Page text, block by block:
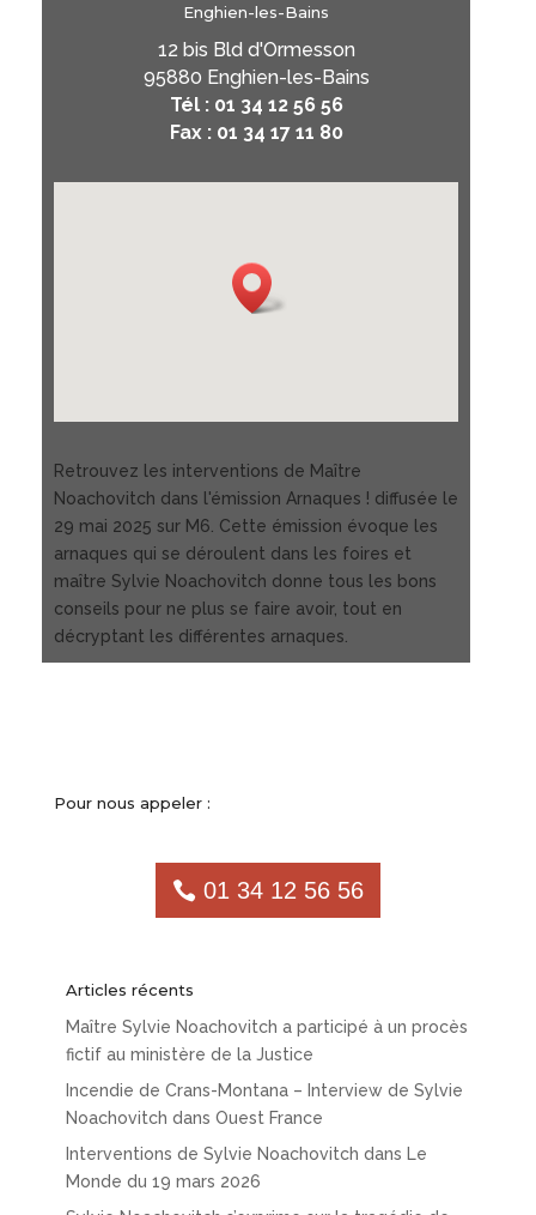
Enghien-les-Bains
12 bis Bld d'Ormesson
95880 Enghien-les-Bains
Tél : 01 34 12 56 56
Fax : 01 34 17 11 80
Retrouvez les interventions de Maître
Noachovitch dans l'émission Arnaques ! diffusée le
29 mai 2025 sur M6. Cette émission évoque les
arnaques qui se déroulent dans les foires et
maître Sylvie Noachovitch donne tous les bons
conseils pour ne plus se faire avoir, tout en
décryptant les différentes arnaques.
Pour nous appeler :
01 34 12 56 56
Articles récents
Maître Sylvie Noachovitch a participé à un procès
fictif au ministère de la Justice
Incendie de Crans-Montana – Interview de Sylvie
Noachovitch dans Ouest France
Interventions de Sylvie Noachovitch dans Le
Monde du 19 mars 2026